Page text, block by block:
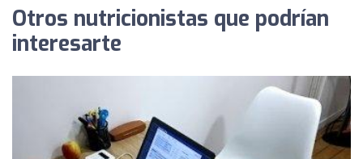
Otros nutricionistas que podrían
interesarte